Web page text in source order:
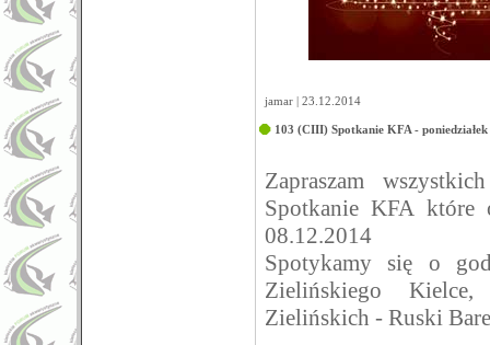
jamar | 23.12.2014
103 (CIII) Spotkanie KFA -
Zapraszam
Spotkanie KFA które
08.12.2014
Spotykamy się o
Zielińskiego
Zielińskich - Ruski